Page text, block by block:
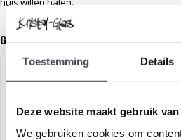
Toestemming Details
Deze website maakt gebruik
We gebruiken cookies om
Gerelateerde glaskunst